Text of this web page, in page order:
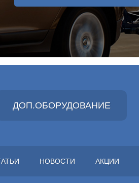
ДОП.ОБОРУДОВАНИЕ
НОВОСТИ АКЦИИ